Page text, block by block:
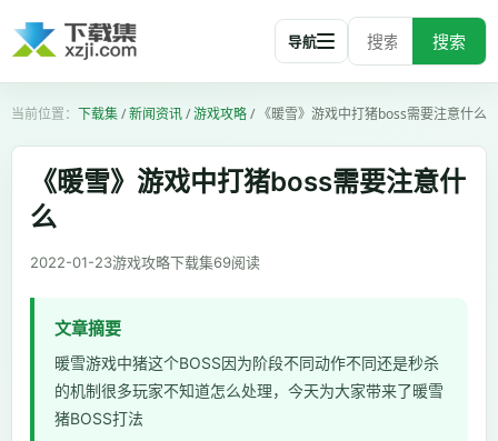
搜索
导航
下载集/新闻资讯/游戏攻略/ 《暖雪》游戏中打猪boss需要注意什么
《暖雪》游戏中打猪boss需要注意什
么
2022-01-23游戏攻略下载集69阅读
文章摘要
暖雪游戏中猪这个BOSS因为阶段不同动作不同还是秒杀
的机制很多玩家不知道怎么处理，今天为大家带来了暖雪
猪BOSS打法